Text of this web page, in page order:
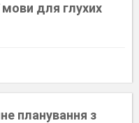
мови для глухих
планування з